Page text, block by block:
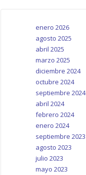
enero 2026
agosto 2025
abril 2025
marzo 2025
diciembre 2024
octubre 2024
septiembre 2024
abril 2024
febrero 2024
enero 2024
septiembre 2023
agosto 2023
julio 2023
mayo 2023